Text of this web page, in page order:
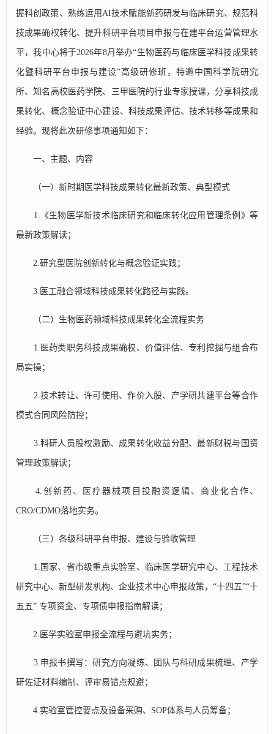
握科创政策、熟练运用AI技术赋能新药研发与临床研究、规范科
技成果确权转化、提升科研平台项目申报与在建平台运营管理水
平，我中心将于2026年8月举办“生物医药与临床医学科技成果转
化暨科研平台申报与建设”高级研修班，特邀中国科学院研究
所、知名高校医药学院、三甲医院的行业专家授课，分享科技成
果转化、概念验证中心建设、科技成果评估、技术转移等成果和
经验。现将此次研修事项通知如下：
一、主题、内容
（一）新时期医学科技成果转化最新政策、典型模式
1.《生物医学新技术临床研究和临床转化应用管理条例》等
最新政策解读；
2.研究型医院创新转化与概念验证实践；
3.医工融合领域科技成果转化路径与实践。
（二）生物医药领域科技成果转化全流程实务
1.医药类职务科技成果确权、价值评估、专利挖掘与组合布
局实操；
2.技术转让、许可使用、作价入股、产学研共建平台等合作
模式合同风险防控；
3.科研人员股权激励、成果转化收益分配、最新财税与国资
管理政策解读；
4.创新药、医疗器械项目投融资逻辑、商业化合作、
CRO/CDMO落地实务。
（三）各级科研平台申报、建设与验收管理
1.国家、省市级重点实验室、临床医学研究中心、工程技术
研究中心、新型研发机构、企业技术中心申报政策，“十四五”“十
五五” 专项资金、专项债申报指南解读；
2.医学实验室申报全流程与避坑实务；
3.申报书撰写：研究方向凝练、团队与科研成果梳理、产学
研佐证材料编制、评审易错点规避；
4.实验室管控要点及设备采购、SOP体系与人员筹备；